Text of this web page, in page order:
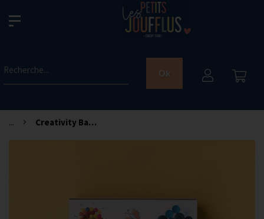
Recherche... Ok
... Creativity Battle